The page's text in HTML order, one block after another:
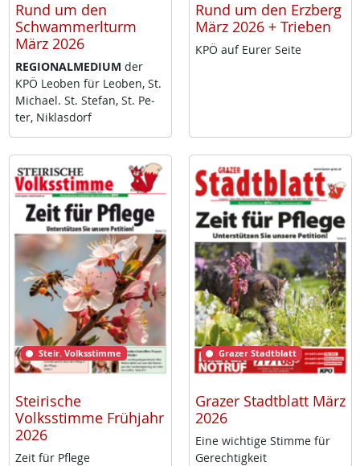
Rund um den
Schwammerlturm
März 2026
RE­GIO­NAL­ME­DI­UM der
KPÖ Leo­ben für Leo­ben, St.
Mi­cha­el. St. Ste­fan, St. Pe­
ter, Niklas­dorf
Rund um den Erzberg
März 2026 + Trieben
KPÖ auf Eu­rer Sei­te
Steir. Volksstimme
Steirische
Volksstimme Frühjahr
2026
Zeit für Pf­le­ge
Grazer Stadtblatt
Grazer Stadtblatt März
2026
Ei­ne wich­ti­ge Stim­me für
Ge­rech­tig­keit